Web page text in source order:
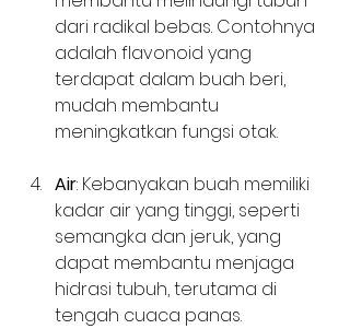
dari radikal bebas. Contohnya
adalah flavonoid yang
terdapat dalam buah beri,
mudah membantu
meningkatkan fungsi otak.
Air: Kebanyakan buah memiliki
kadar air yang tinggi, seperti
semangka dan jeruk, yang
dapat membantu menjaga
hidrasi tubuh, terutama di
tengah cuaca panas.